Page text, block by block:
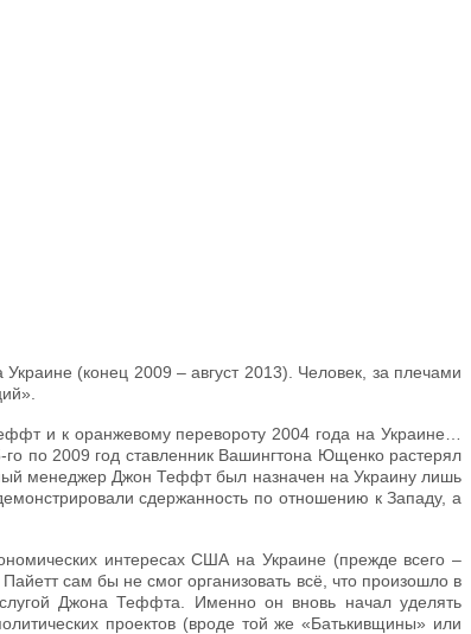
(конец 2009 – август 2013). Человек, за плечами
и к оранжевому перевороту 2004 года на Украине…
по 2009 год ставленник Вашингтона Ющенко растерял
менеджер Джон Теффт был назначен на Украину лишь
сдержанность по отношению к Западу, а
интересах США на Украине (прежде всего –
сам бы не смог организовать всё, что произошло в
Джона Теффта. Именно он вновь начал уделять
проектов (вроде той же «Батькивщины» или